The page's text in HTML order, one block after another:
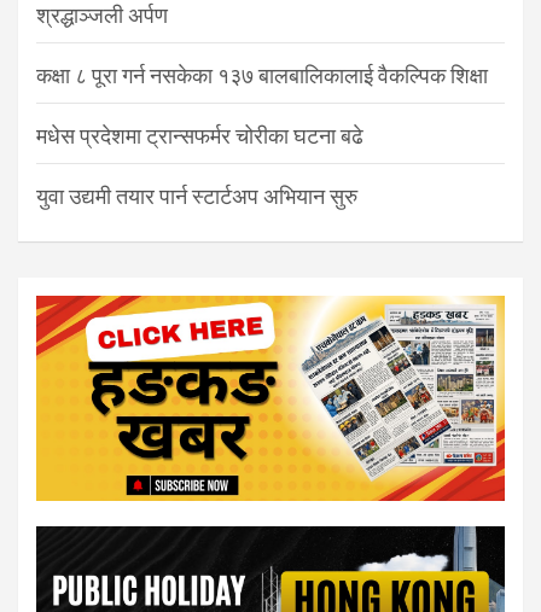
श्रद्धाञ्जली अर्पण
कक्षा ८ पूरा गर्न नसकेका १३७ बालबालिकालाई वैकल्पिक शिक्षा
मधेस प्रदेशमा ट्रान्सफर्मर चोरीका घटना बढे
युवा उद्यमी तयार पार्न स्टार्टअप अभियान सुरु